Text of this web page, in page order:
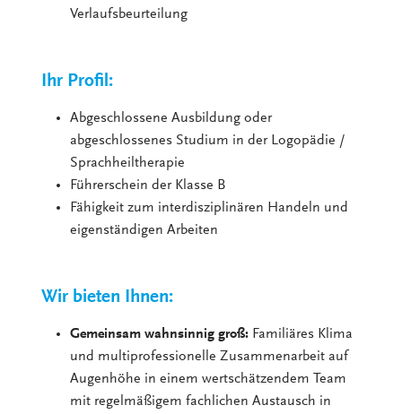
Verlaufsbeurteilung
Ihr Profil:
Abgeschlossene Ausbildung oder
abgeschlossenes Studium in der Logopädie /
Sprachheiltherapie
Führerschein der Klasse B
Fähigkeit zum interdisziplinären Handeln und
eigenständigen Arbeiten
Wir bieten Ihnen:
Gemeinsam wahnsinnig groß: Familiäres Klima
und multiprofessionelle Zusammenarbeit auf
Augenhöhe in einem wertschätzendem Team
mit regelmäßigem fachlichen Austausch in